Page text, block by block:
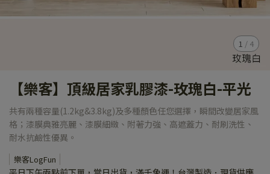
1 / 4
【樂客】頂級居家乳膠漆-玫瑰白-平光
共有兩種容量(1.2kg&3.8kg)及多種顏色任您選擇，瞬間改變居家風
格；漆膜典雅亮麗、漆膜細緻、附著力強、高遮蓋力、耐刷洗性、
耐水抗鹼性優異。
樂客LogFun